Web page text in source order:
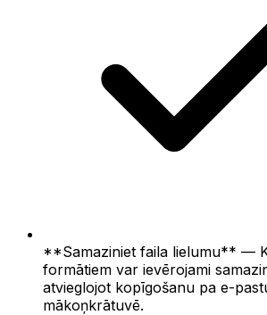
**Samaziniet faila lielumu** —
formātiem var ievērojami
atvieglojot kopīgošanu pa e-
mākoņkrātuvē.